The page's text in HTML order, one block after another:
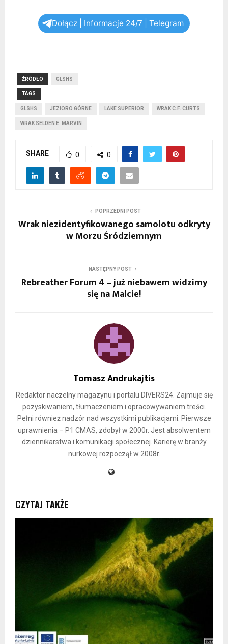
Dołącz | Informacje 24/7 | Telegram
ŹRÓDŁO GLSHS
TAGS
GLSHS JEZIORO GÓRNE LAKE SUPERIOR WRAK C.F. CURTS
WRAK SELDEN E. MARVIN
SHARE 0 0
POPRZEDNI POST
Wrak niezidentyfikowanego samolotu odkryty
w Morzu Śródziemnym
NASTĘPNY POST
Rebreather Forum 4 – już niebawem widzimy
się na Malcie!
Tomasz Andrukajtis
Redaktor naczelny magazynu i portalu DIVERS24. Zajmuje się
pozyskiwaniem, tłumaczeniem i opracowywaniem treści.
Pełni również nadzór nad wszystkimi publikacjami. Pierwsze
uprawnienia – P1 CMAS, zdobył w 2000r. Jest absolwentem
dziennikarstwa i komunikacji społecznej. Karierę w branży
nurkowej rozpoczął w 2008r.
CZYTAJ TAKŻE